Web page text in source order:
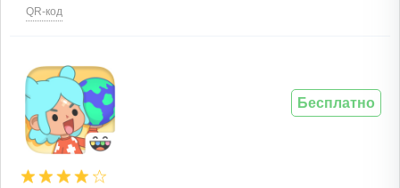
QR-код
Бесплатно